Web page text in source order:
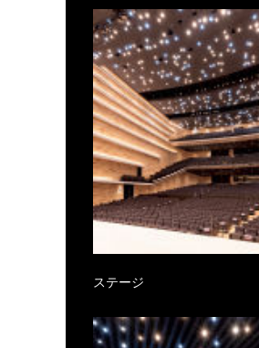
ステージ